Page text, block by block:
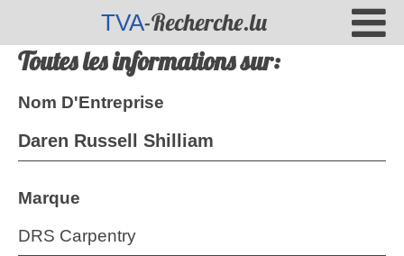
TVA-Recherche.lu
Toutes les informations sur:
Nom D'Entreprise
Daren Russell Shilliam
Marque
DRS Carpentry